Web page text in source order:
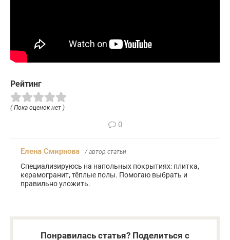
Рейтинг
( Пока оценок нет )
0
Елена Смирнова / автор статьи
Специализируюсь на напольных покрытиях: плитка,
керамогранит, тёплые полы. Помогаю выбрать и
правильно уложить.
Понравилась статья? Поделиться с